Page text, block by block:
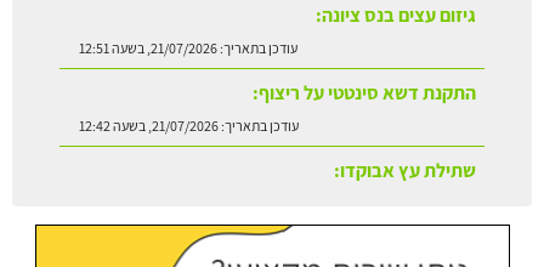
גיזום עצים בנס ציונה:
עודכן בתאריך:21/07/2026, בשעה 12:51
התקנת דשא סינטטי על ריצוף:
עודכן בתאריך:21/07/2026, בשעה 12:42
שתילת עץ אבוקדו: